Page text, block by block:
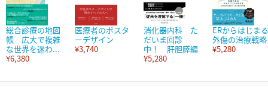
総合診療の地図
帳 広大で複雑
な世界を迷わ...
¥6,380
医療者のポスタ
ーデザイン
¥3,740
消化器内科 た
だいま回診
中！ 肝胆膵編
¥5,280
ERからはじまる
外傷の治療戦略
¥5,280